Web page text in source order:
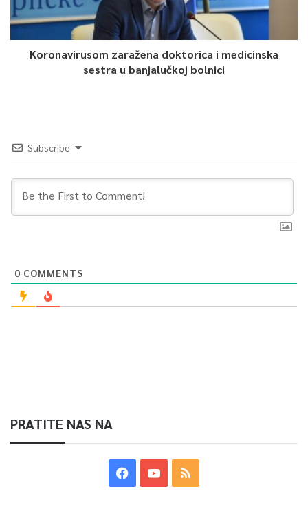
Koronavirusom zaražena doktorica i medicinska
sestra u banjalučkoj bolnici
Subscribe
0 COMMENTS
PRATITE NAS NA